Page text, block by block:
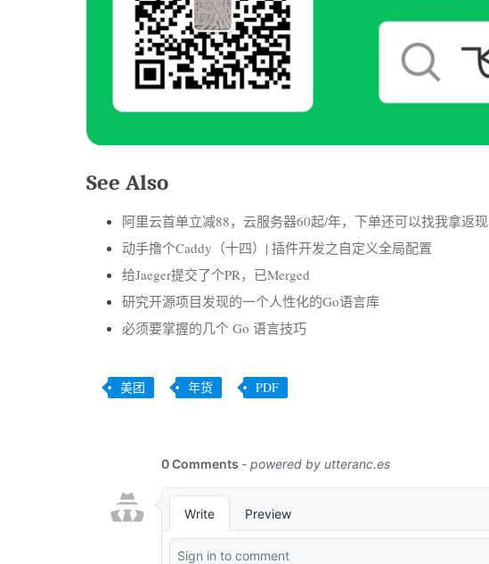
See Also
阿里云首单立减88，云服务器60起/年，下单还可以找我拿返现
动手撸个Caddy（十四）| 插件开发之自定义全局配置
给Jaeger提交了个PR，已Merged
研究开源项目发现的一个人性化的Go语言库
必须要掌握的几个 Go 语言技巧
美团 年货 PDF